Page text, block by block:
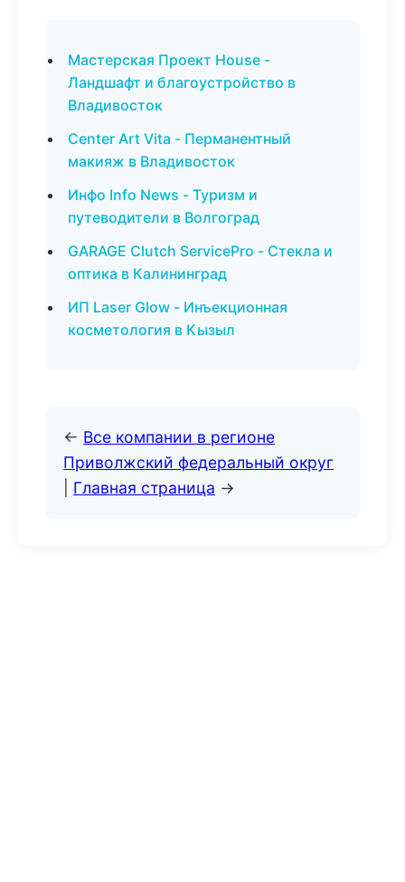
Мастерская Проект House -
Ландшафт и благоустройство в
Владивосток
Center Art Vita - Перманентный
макияж в Владивосток
Инфо Info News - Туризм и
путеводители в Волгоград
GARAGE Clutch ServicePro - Стекла и
оптика в Калининград
ИП Laser Glow - Инъекционная
косметология в Кызыл
← Все компании в регионе
Приволжский федеральный округ
Главная страница →